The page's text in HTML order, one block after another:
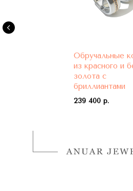
Обручальные
из красного и
золота с
бриллиантами
239 400 р.